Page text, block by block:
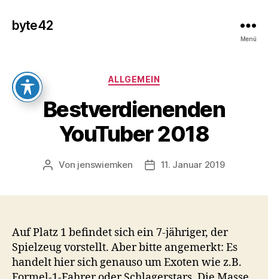
byte42
Menü
Kategorien
ALLGEMEIN
Bestverdienenden
YouTuber 2018
Beitragsautor
Von jenswiemken Veröffentlichungsdatum
11. Januar 2019
Auf Platz 1 befindet sich ein 7-jähriger, der
Spielzeug vorstellt. Aber bitte angemerkt: Es
handelt hier sich genauso um Exoten wie z.B.